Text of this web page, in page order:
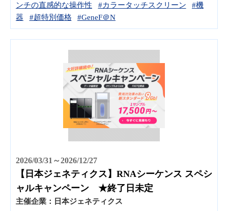
ンチの直感的な操作性
#カラータッチスクリーン
#機
器
#超特別価格 #GeneF＠N
2026/03/31～2026/12/27
【日本ジェネティクス】RNAシーケンス スペシ
ャルキャンペーン ★終了日未定
主催企業： 日本ジェネティクス